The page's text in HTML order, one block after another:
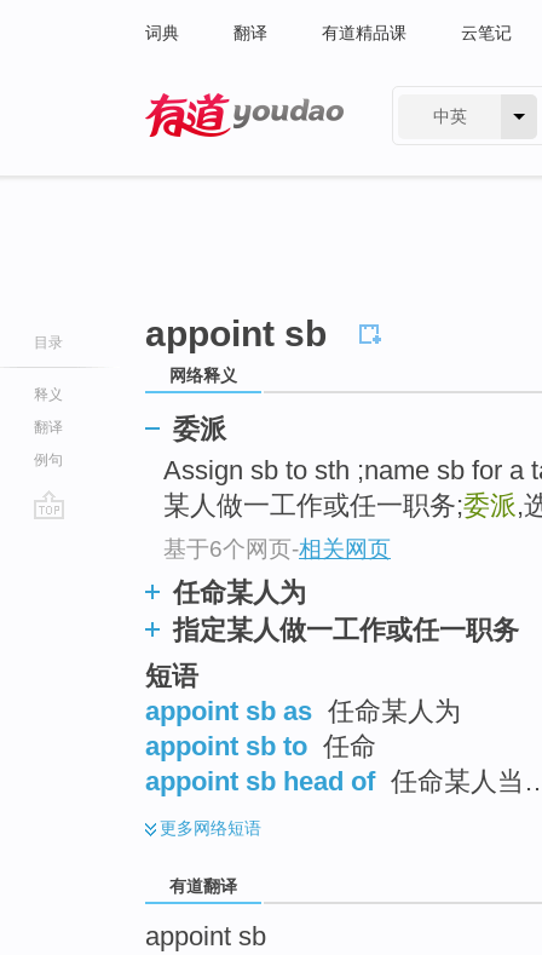
词典 翻译 有道精品课 云笔记
中英
目录
释义
翻译
例句
appoint sb
网络释义
委派
Assign sb to sth ;name sb for a
某人做一工作或任一职务;委派,
基于6个网页-相关网页
任命某人为
指定某人做一工作或任一职务
短语
appoint sb as 任命某人为
appoint sb to 任命
appoint sb head of 任命某人当
更多网络短语
有道翻译
appoint sb